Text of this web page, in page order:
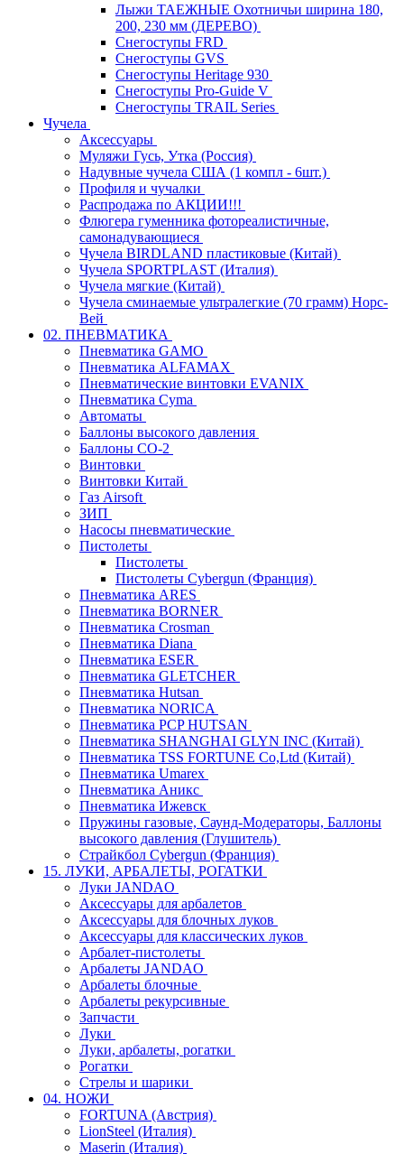
Лыжи ТАЕЖНЫЕ Охотничьи ширина 180,
200, 230 мм (ДЕРЕВО)
Снегоступы FRD
Снегоступы GVS
Снегоступы Heritage 930
Снегоступы Pro-Guide V
Снегоступы TRAIL Series
Чучела
Аксессуары
Муляжи Гусь, Утка (Россия)
Надувные чучела США (1 компл - 6шт.)
Профиля и чучалки
Распродажа по АКЦИИ!!!
Флюгера гуменника фотореалистичные,
самонадувающиеся
Чучела BIRDLAND пластиковые (Китай)
Чучела SPORTPLAST (Италия)
Чучела мягкие (Китай)
Чучела сминаемые ультралегкие (70 грамм) Норс-
Вей
02. ПНЕВМАТИКА
Пневматика GAMO
Пневматика ALFAMAX
Пневматические винтовки EVANIX
Пневматика Cyma
Автоматы
Баллоны высокого давления
Баллоны СО-2
Винтовки
Винтовки Китай
Газ Airsoft
ЗИП
Насосы пневматические
Пистолеты
Пистолеты
Пистолеты Cybergun (Франция)
Пневматика ARES
Пневматика BORNER
Пневматика Crosman
Пневматика Diana
Пневматика ESER
Пневматика GLETCHER
Пневматика Hutsan
Пневматика NORICA
Пневматика PCP HUTSAN
Пневматика SHANGHAI GLYN INC (Китай)
Пневматика TSS FORTUNE Co,Ltd (Китай)
Пневматика Umarex
Пневматика Аникс
Пневматика Ижевск
Пружины газовые, Саунд-Модераторы, Баллоны
высокого давления (Глушитель)
Страйкбол Cybergun (Франция)
15. ЛУКИ, АРБАЛЕТЫ, РОГАТКИ
Луки JANDAO
Аксессуары для арбалетов
Аксессуары для блочных луков
Аксессуары для классических луков
Арбалет-пистолеты
Арбалеты JANDAO
Арбалеты блочные
Арбалеты рекурсивные
Запчасти
Луки
Луки, арбалеты, рогатки
Рогатки
Стрелы и шарики
04. НОЖИ
FORTUNA (Австрия)
LionSteel (Италия)
Maserin (Италия)